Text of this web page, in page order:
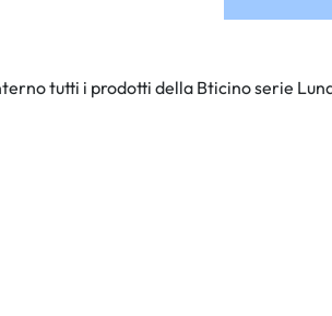
tutti i prodotti della Bticino serie